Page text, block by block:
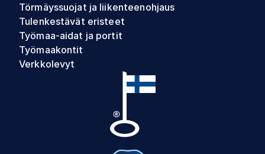
Törmäyssuojat ja liikenteenohjaus
Tulenkestävät eristeet
Työmaa-aidat ja portit
Työmaakontit
Verkkolevyt